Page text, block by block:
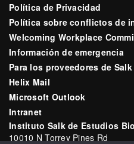
Política de Privacidad
Política sobre conflictos de
Welcoming Workplace
Información de emergencia
Para los proveedores de Salk
Helix Mail
Microsoft Outlook
Intranet
Instituto Salk de Estudios
10010 N Torrey Pines Rd